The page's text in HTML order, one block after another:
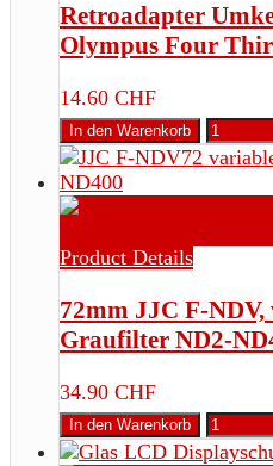
Retroadapter
Olympus Four
14.60 CHF
Product Details
72mm JJC F-
Graufilter ND2-
34.90 CHF